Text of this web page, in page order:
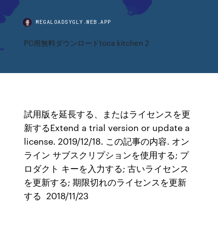
MEGALOADSYGLY.WEB.APP
PC用無料ダウンロードtoca kitchen 2
試用版を延長する、またはライセンスを更
新するExtend a trial version or update a
license. 2019/12/18. この記事の内容. オン
ライン サブスクリプションを使用する; プ
ロダクト キーを入力する; 古いライセンス
を更新する; 期限切れのライセンスを更新
する 2018/11/23